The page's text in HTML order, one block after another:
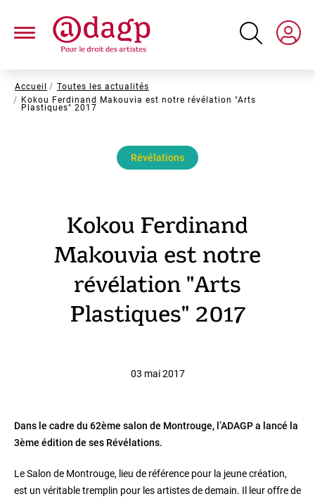
contenu
Fil
d'Ariane
Accueil
Toutes les actualités
Kokou Ferdinand Makouvia est notre révélation "Arts
Plastiques" 2017
Révélations
Kokou Ferdinand
Makouvia est notre
révélation "Arts
Plastiques" 2017
03 mai 2017
Dans le cadre du 62ème salon de Montrouge, l’ADAGP a lancé la
3ème édition de ses Révélations.
Le Salon de Montrouge, lieu de référence pour la jeune création,
est un véritable tremplin pour les artistes de demain. Il leur offre de